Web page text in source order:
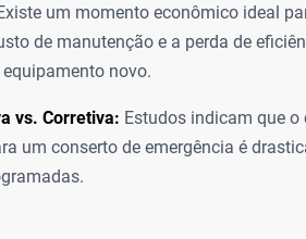
um momento econômico ideal
de manutenção e a perda de
novo.
vs. Corretiva: Estudos indicam que
um conserto de emergência é